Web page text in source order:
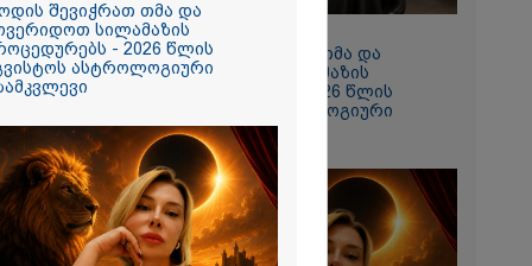
აქ
აქვეყნებს
12
10:49 / 04-08-2026
როდის შევიჭრათ თმა და
მოვერიდოთ სილამაზის
პროცედურებს - 2026 წლის
აგვისტოს ასტროლოგიური
გზამკვლევი
შევიჭრათ თმა და
სილამაზის
- 2026 წლის
ასტროლოგიური